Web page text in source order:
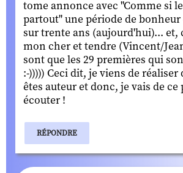
tome annonce avec "Comme si
partout" une période de
sur trente ans (aujourd'hui)... et,
mon cher et tendre (Vincent/
sont que les 29 premières qui
:-))))) Ceci dit, je viens de réaliser
êtes auteur et donc, je vais de ce
écouter !
RÉPONDRE